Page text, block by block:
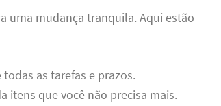
uma mudança tranquila. Aqui estão
todas as tarefas e prazos.
itens que você não precisa mais.